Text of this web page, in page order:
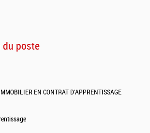
du poste
EN CONTRAT D'APPRENTISSAGE